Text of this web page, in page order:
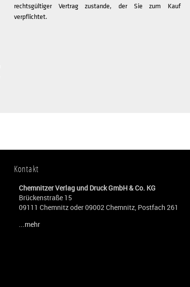
rechtsgültiger Vertrag zustande, der Sie zum Kauf
verpflichtet.
Kontakt
Chemnitzer Verlag und Druck GmbH & Co. KG
Brückenstraße 15
09111 Chemnitz oder 09002 Chemnitz, Postfach 261
...mehr